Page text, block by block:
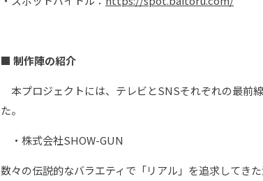
■ 制作陣の紹介
本プロジェクトには、テレビとSNSそれぞれの最前
た。
・株式会社SHOW-GUN
数々の伝説的なバラエティで「リアル」を追求してき